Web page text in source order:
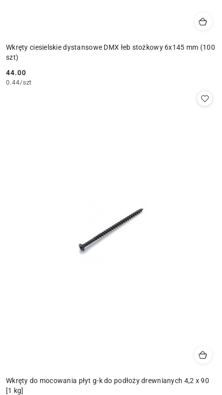
Wkręty ciesielskie dystansowe DMX łeb stożkowy 6x145 mm (100
szt)
Cena:
44.00
0.44/szt
Wkręty do mocowania płyt g-k do podłoży drewnianych 4,2 x 90
[1 kg]